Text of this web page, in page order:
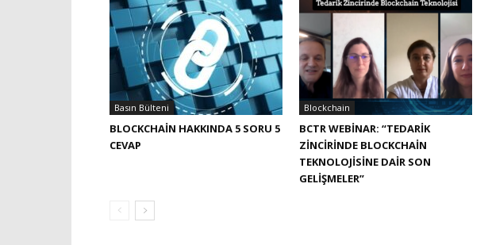
Basın Bülteni
BLOCKCHAIN HAKKINDA 5 SORU 5
CEVAP
Blockchain
BCTR WEBINAR: “TEDARIK
ZINCIRINDE BLOCKCHAIN
TEKNOLOJISINE DAIR SON
GELIŞMELER”